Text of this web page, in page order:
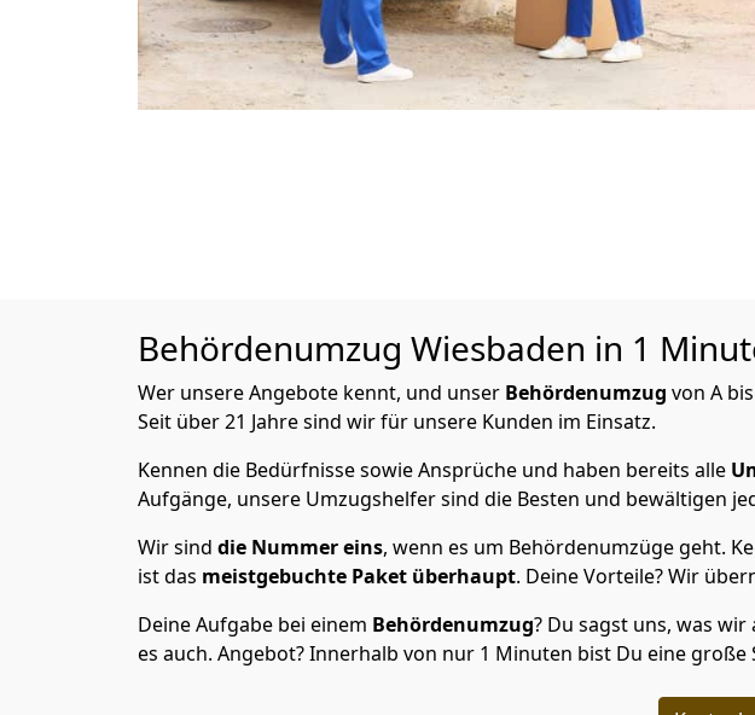
Behördenumzug Wiesbaden in 1
Wer unsere Angebote kennt, und unser Behördenumzug von A
Seit über 21 Jahre sind wir für unsere Kunden im Einsatz.
Kennen die Bedürfnisse sowie Ansprüche und haben bereits alle
Aufgänge, unsere Umzugshelfer sind die Besten und bewältigen
Wir sind die Nummer eins, wenn es um Behördenumzüge geht.
ist das meistgebuchte Paket überhaupt. Deine Vorteile? Wir
Deine Aufgabe bei einem Behördenumzug? Du sagst uns, was
es auch. Angebot? Innerhalb von nur 1 Minuten bist Du eine große